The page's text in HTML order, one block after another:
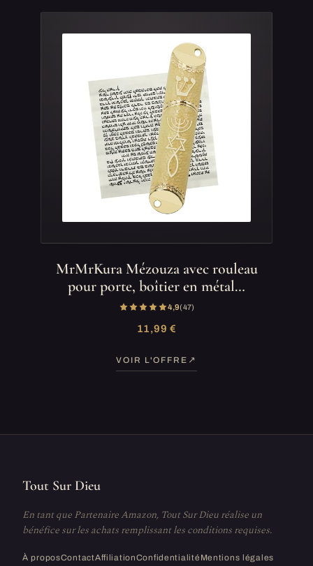
MrMrKura Mézouza avec rouleau
pour porte, boîtier en métal…
4,9(47)
11,99 €
VOIR L'OFFRE
Tout Sur Dieu
En tant que Partenaire Amazon, Tout Sur Dieu réalise un
bénéfice sur les achats remplissant les conditions requises.
À proposContactAffiliationConfidentialité Mentions légales